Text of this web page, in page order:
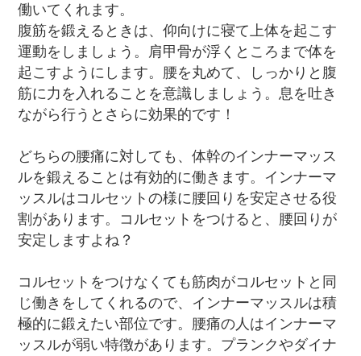
働いてくれます。
腹筋を鍛えるときは、仰向けに寝て上体を起こす
運動をしましょう。肩甲骨が浮くところまで体を
起こすようにします。腰を丸めて、しっかりと腹
筋に力を入れることを意識しましょう。息を吐き
ながら行うとさらに効果的です！
どちらの腰痛に対しても、体幹のインナーマッス
ルを鍛えることは有効的に働きます。インナーマ
ッスルはコルセットの様に腰回りを安定させる役
割があります。コルセットをつけると、腰回りが
安定しますよね？
コルセットをつけなくても筋肉がコルセットと同
じ働きをしてくれるので、インナーマッスルは積
極的に鍛えたい部位です。腰痛の人はインナーマ
ッスルが弱い特徴があります。プランクやダイナ